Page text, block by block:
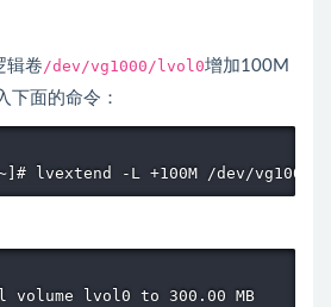
辑卷/dev/vg1000/lvol0增加100M
下面的命令：
volume lvol0 to 300.00 MB